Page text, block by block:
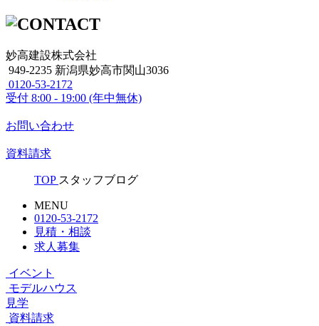
妙高建設株式会社
949-2235 新潟県妙高市関山3036
0120-53-2172
受付 8:00 - 19:00 (年中無休)
お問い合わせ
資料請求
TOP スタッフブログ
MENU
0120-53-2172
見積・相談
求人募集
イベント
モデルハウス
見学
資料請求